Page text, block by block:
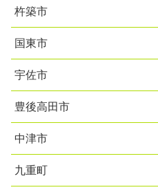
杵築市
国東市
宇佐市
豊後高田市
中津市
九重町